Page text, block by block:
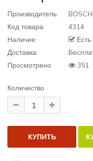
Производитель:
BOSCH
Код товара:
4314
Наличие:
Доставка:
Просмотрено
351
Количество